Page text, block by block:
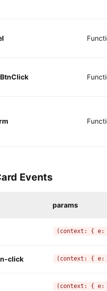
Events
params
(context: { e:
click (context: { e:
(context: { e: